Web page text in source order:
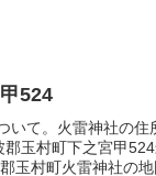
524
いて。火雷神社の住
玉村町下之宮甲524
玉村町火雷神社の